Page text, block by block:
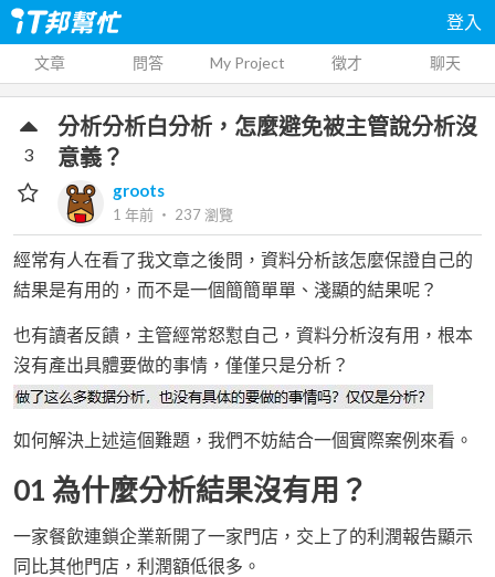
登入
文章 問答 My Project 徵才 聊天
分析分析白分析，怎麼避免被主管說分析沒
意義？
groots
1 年前 ‧ 237瀏覽
3
經常有人在看了我文章之後問，資料分析該怎麼保證自己的
結果是有用的，而不是一個簡簡單單、淺顯的結果呢？
也有讀者反饋，主管經常怒懟自己，資料分析沒有用，根本
沒有產出具體要做的事情，僅僅只是分析？
如何解決上述這個難題，我們不妨結合一個實際案例來看。
01 為什麼分析結果沒有用？
一家餐飲連鎖企業新開了一家門店，交上了的利潤報告顯示
同比其他門店，利潤額低很多。